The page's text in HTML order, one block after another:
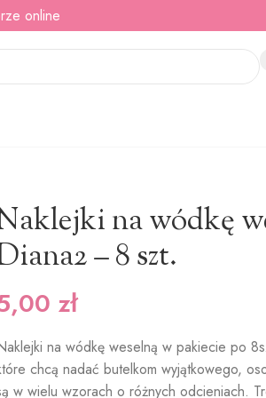
online
na wódkę
– 8 szt.
zł
na wódkę weselną w pakiecie po
chcą nadać butelkom wyjątkowego,
w wielu wzorach o różnych odcieniach.